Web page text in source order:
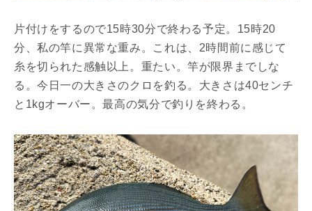
片付けをするので15時30分で終わる予定。15時20
分、私の竿に異常な重み。これは、2時間前に感じて
糸を切られた感触以上。重たい。竿が限界までしな
る。今日一の大きさのクロを釣る。大きさは40センチ
と1kgオーバー。最高の気分で釣りを終わる。